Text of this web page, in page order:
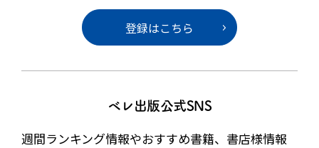
登録はこちら
ベレ出版公式SNS
週間ランキング情報やおすすめ書籍、書店様情報